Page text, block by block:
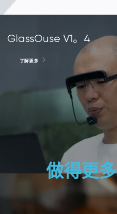
做得更多
GlassOuse V1。4
了解更多